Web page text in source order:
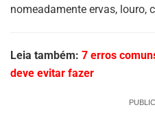
nomeadamente ervas, louro,
Leia também: 7 erros
deve evitar fazer